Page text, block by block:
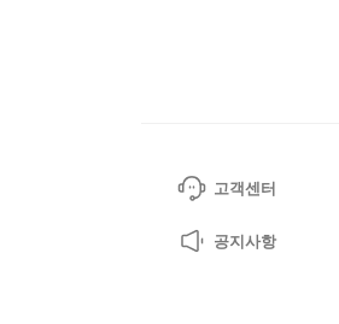
고객센터
공지사항